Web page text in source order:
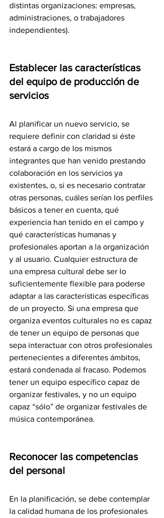
distintas organizaciones: empresas,
administraciones, o trabajadores
independientes).
Establecer las características
del equipo de producción de
servicios
Al planificar un nuevo servicio, se
requiere definir con claridad si éste
estará a cargo de los mismos
integrantes que han venido prestando
colaboración en los servicios ya
existentes, o, si es necesario contratar
otras personas, cuáles serían los perfiles
básicos a tener en cuenta, qué
experiencia han tenido en el campo y
qué características humanas y
profesionales aportan a la organización
y al usuario. Cualquier estructura de
una empresa cultural debe ser lo
suficientemente flexible para poderse
adaptar a las características específicas
de un proyecto. Si una empresa que
organiza eventos culturales no es capaz
de tener un equipo de personas que
sepa interactuar con otros profesionales
pertenecientes a diferentes ámbitos,
estará condenada al fracaso. Podemos
tener un equipo específico capaz de
organizar festivales, y no un equipo
capaz “sólo” de organizar festivales de
música contemporánea.
Reconocer las competencias
del personal
En la planificación, se debe contemplar
la calidad humana de los profesionales